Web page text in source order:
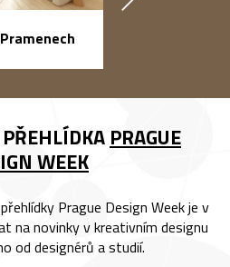
PRAGUE
WEEK
Prague Design Week je v
na novinky v kreativním designu
od designérů a studií.